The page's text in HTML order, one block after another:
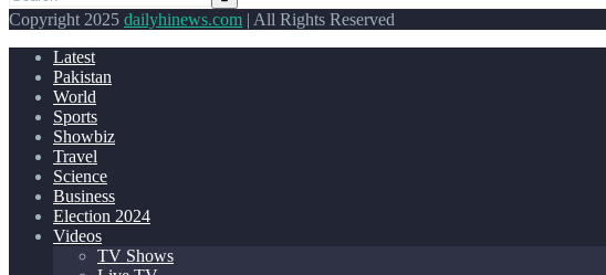
Copyright 2025 dailyhinews.com | All Rights Reserved
Latest
Pakistan
World
Sports
Showbiz
Travel
Science
Business
Election 2024
Videos
TV Shows